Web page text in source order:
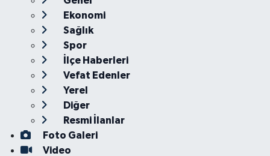
Ekonomi
Sağlık
Spor
İlçe Haberleri
Vefat Edenler
Yerel
Diğer
Resmi İlanlar
Foto Galeri
Video